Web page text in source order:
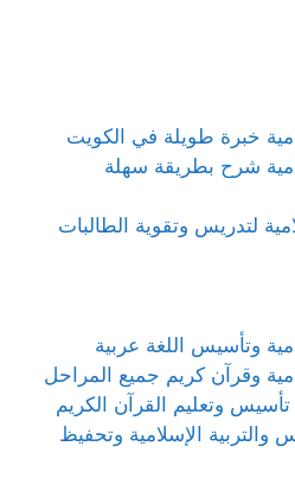
خبرة طويلة في الكويت
شرح بطريقة سهلة
لتدريس وتقوية الطالبات
وتأسيس اللغة عربية
وقرآن كريم جميع المراحل
وتعليم القرآن الكريم
والتربية الإسلامية وتحفيظ